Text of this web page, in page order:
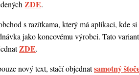
ZDE.
s razítkama, který má aplikaci, kde
jako koncovému výrobci. Tato
ZDE.
nový text, stačí objednatsamotný